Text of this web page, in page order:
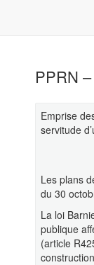
PPRN
Emprise
servitude
Les plans
du 30
La loi
publique
(article